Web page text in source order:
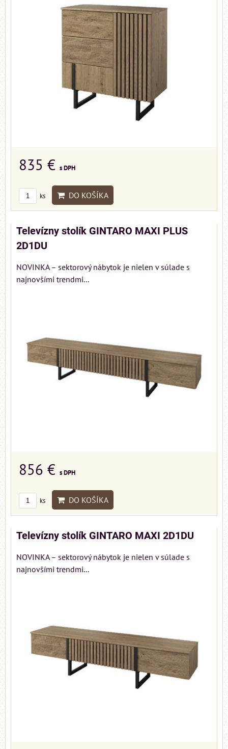
835 € s DPH
ks DO KOŠÍKA
Televízny stolík GINTARO MAXI PLUS
2D1DU
NOVINKA – sektorový nábytok je nielen v súlade s
najnovšími trendmi...
856 € s DPH
ks DO KOŠÍKA
Televízny stolík GINTARO MAXI 2D1DU
NOVINKA – sektorový nábytok je nielen v súlade s
najnovšími trendmi...